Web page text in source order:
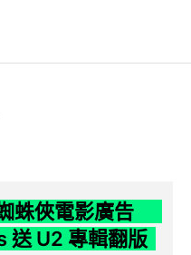
蛛俠電影廣告
送 U2 專輯翻版